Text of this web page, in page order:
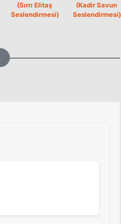
(Sırrı Elitaş
Seslendirmesi)
(Kadir Savun
Seslendirmesi)